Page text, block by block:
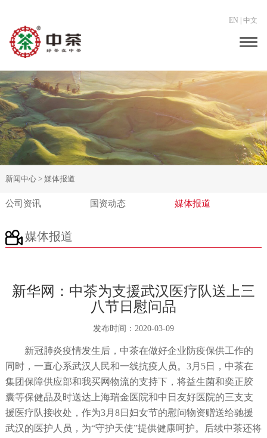
EN 中文
新闻中心 > 媒体报道
公司资讯 国资动态 媒体报道
媒体报道
新华网：中茶为支援武汉医疗队送上三
八节日慰问品
发布时间： 2020-03-09
新冠肺炎疫情发生后，中茶在做好企业防疫保供工作的
同时，一直心系武汉人民和一线抗疫人员。3月5日，中茶在
集团保障供应部和我买网物流的支持下，将益生菌和奕正胶
囊等保健品及时送达上海瑞金医院和中日友好医院的三支支
援医疗队接收处，作为3月8日妇女节的慰问物资赠送给驰援
武汉的医护人员，为“守护天使”提供健康呵护。后续中茶还将